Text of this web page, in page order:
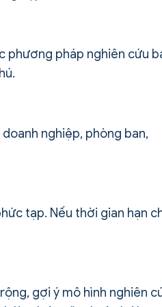
phương pháp nghiên cứu
nghiệp, phòng ban,
tạp. Nếu thời gian hạn
gợi ý mô hình nghiên